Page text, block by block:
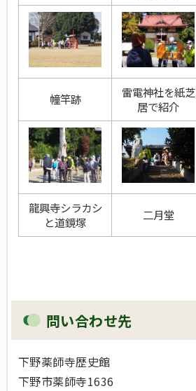
幢竿跡
雷電神社を紙芝
居で紹介
龍興寺シラカシ
と道鏡塚
二月堂
問い合わせ先
下野薬師寺歴史館
下野市薬師寺1636